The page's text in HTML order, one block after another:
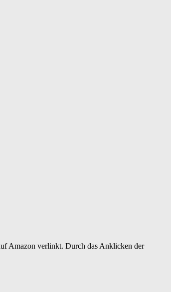
Amazon verlinkt. Durch das Anklicken der